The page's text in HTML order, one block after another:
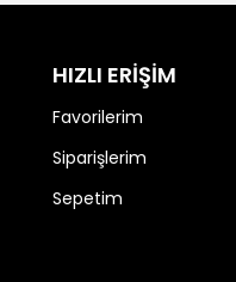
HIZLI ERİŞİM
Favorilerim
Siparişlerim
Sepetim